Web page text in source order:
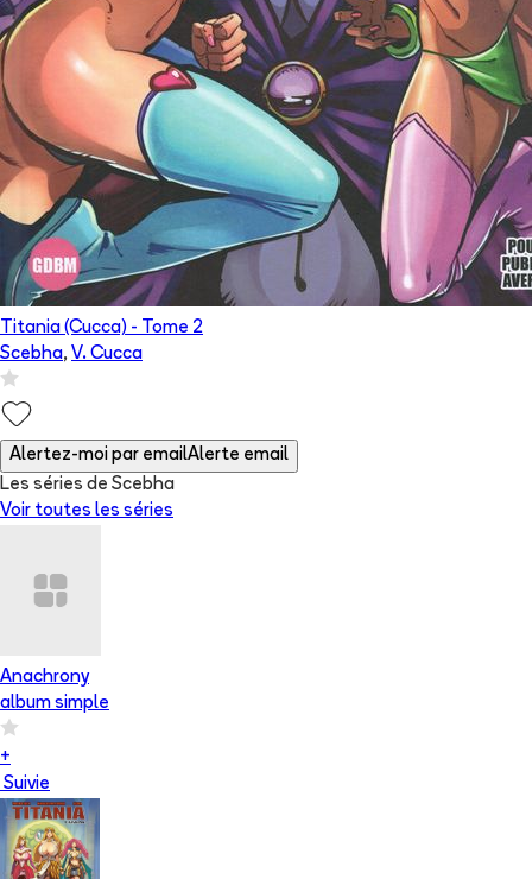
Titania (Cucca) - Tome 2
Scebha, V. Cucca
Alertez-moi par emailAlerte email
Les séries de Scebha
Voir toutes les séries
Anachrony
album simple
+
Suivie